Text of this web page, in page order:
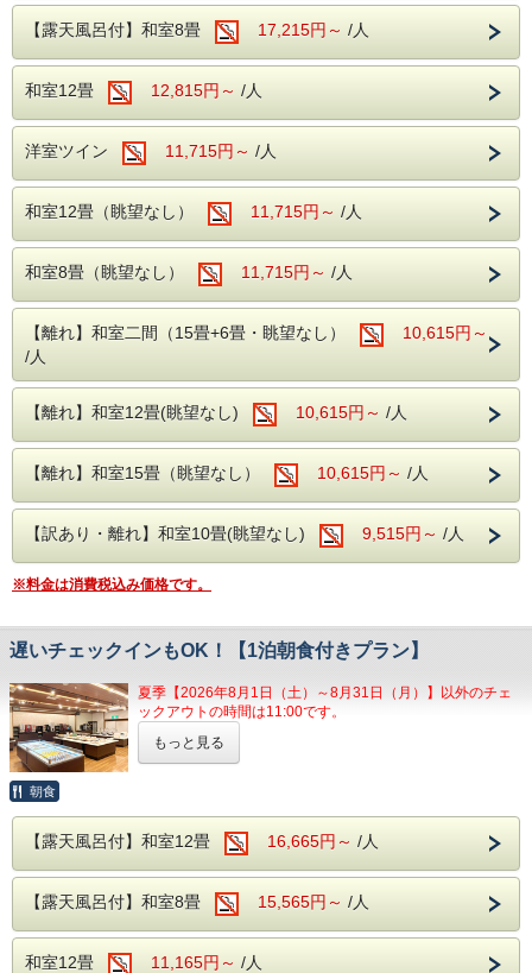
◆お車でお越しの場合◆
無料駐車場をご用意しております。
一度ホテルの玄関前までお越しください。
駐車可能時間/13:00～翌11:00
※夏季【2026年8月1日（土）～8月31日
（月）】は13:00～翌10:00まで
※客室露天風呂は沸かし湯となります。
芸術で心を癒した後は、ゆっくりと温泉で体を癒してくださ
い。
【山梨県立美術館】
1978（昭和53）年の開館以来、「ミレーの美術館」として
親しまれています。
広々として見やすく、シニアにも人気です。
【山梨県立文学館】
太宰治や芥川龍之介など、日本文学に触れられる静かな空間
山梨県立美術館・山梨県立文学館に来館する当日または前日
領収書などがない場合は、口頭で「ホテル君佳（宿泊施設
名）」をお伝えください。
・山梨県立美術館
コレクション展 一般 520円→420円 大学生
220円→170円
・山梨県立文学館
常設展 一般 330円→260円 大学生
220円→170円
【お食事】
ご夕食時には創作和食膳＋約20種のハーフバイキングメニ
で、シニアの皆様にご好評をいただいております。
ハーフバイキングでは、山梨の郷土料理もご用意。ご夕食時
生ビール・焼酎・日本酒・ワイン・ソフトドリンク等のお飲
み物をご自由にお飲みいただけます。
朝食はバイキングスタイルでご提供いたします。
温泉は、ブドウ園から湧いた石和温泉。アルカリ性のトロト
【露天風呂付】和室8畳 17,215円～ /人
和室12畳 12,815円～ /人
洋室ツイン 11,715円～ /人
和室12畳（眺望なし） 11,715円～ /人
和室8畳（眺望なし） 11,715円～ /人
【離れ】和室二間（15畳+6畳・眺望なし）
10,615円～
/人
【離れ】和室12畳(眺望なし) 10,615円～ /人
【離れ】和室15畳（眺望なし） 10,615円～ /人
【訳あり・離れ】和室10畳(眺望なし) 9,515円～ /人
※料金は消費税込み価格です。
遅いチェックインもOK！【1泊朝食付きプラン】
夏季【2026年8月1日（土）～8月31日（月）】以外のチェ
ックアウトの時間は11:00です。
●ご朝食バイキングで朝から元気に！●
ソフトドリンクの飲み放題付きです♪
健康的な朝食メニューをお楽しみください！
チェックインも22時までOK！
チェックアウトもゆとりの11時。
カラオケ・卓球もお楽しみいただけます。
もっと見る
朝食
【露天風呂付】和室12畳 16,665円～ /人
【露天風呂付】和室8畳 15,565円～ /人
和室12畳 11,165円～ /人